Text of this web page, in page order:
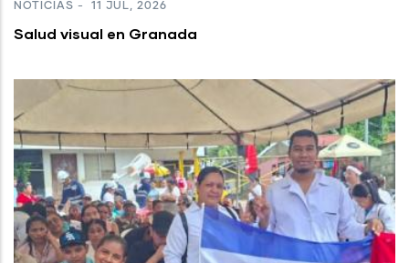
NOTICIAS - 11 JUL, 2026
Salud visual en Granada